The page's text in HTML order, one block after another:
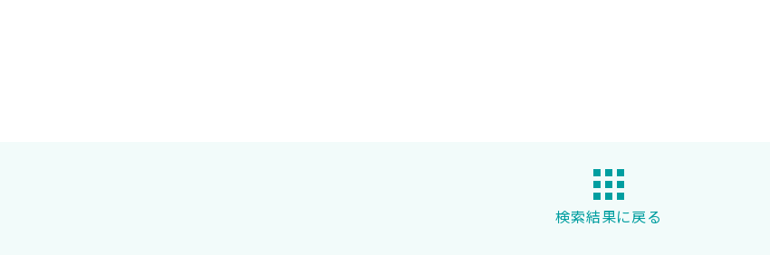
検索結果に戻る